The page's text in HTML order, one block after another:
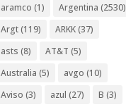
aramco (1) Argentina (2530)
Argt (119) ARKK (37)
asts (8) AT&T (5)
Australia (5) avgo (10)
Aviso (3) azul (27) B (3)